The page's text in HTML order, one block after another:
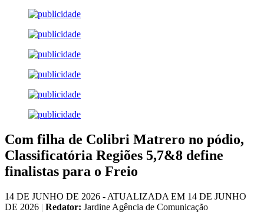
Com filha de Colibri Matrero no pódio,
Classificatória Regiões 5,7&8 define
finalistas para o Freio
14 DE JUNHO DE 2026 - ATUALIZADA EM 14 DE JUNHO
DE 2026 | Redator: Jardine Agência de Comunicação